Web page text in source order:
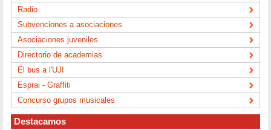
Radio
Subvenciones a asociaciones
Asociaciones juveniles
Directorio de academias
El bus a l'UJI
Esprai - Graffiti
Concurso grupos musicales
Destacamos